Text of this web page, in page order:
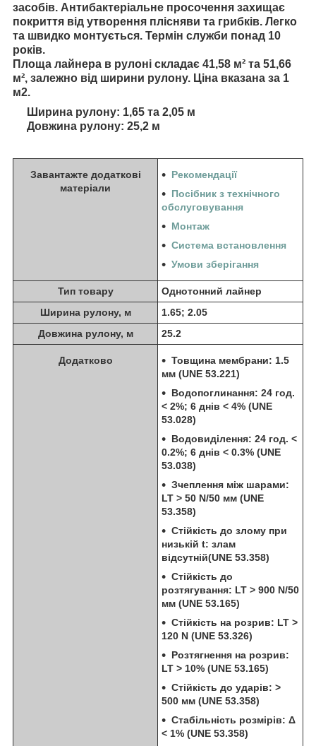
засобів. Антибактеріальне просочення захищає
покриття від утворення плісняви та грибків. Легко
та швидко монтується. Термін служби понад 10
років.
Площа лайнера в рулоні складає 41,58 м² та 51,66
м², залежно від ширини рулону. Ціна вказана за 1
м2.
Ширина рулону: 1,65 та 2,05 м
Довжина рулону: 25,2 м
Завантажте додаткові
матеріали
Рекомендації
Посібник з технічного
обслуговування
Монтаж
Система встановлення
Умови зберігання
Тип товару
Однотонний лайнер
Ширина рулону, м
1.65; 2.05
Довжина рулону, м
25.2
Додатково
Товщина мембрани: 1.5
мм (UNE 53.221)
Водопоглинання: 24 год.
< 2%; 6 днів < 4% (UNE
53.028)
Водовиділення: 24 год. <
0.2%; 6 днів < 0.3% (UNE
53.038)
Зчеплення між шарами:
LT > 50 N/50 мм (UNE
53.358)
Стійкість до злому при
низькій t: злам
відсутній(UNE 53.358)
Стійкість до
розтягування: LT > 900 N/50
мм (UNE 53.165)
Стійкість на розрив: LT >
120 N (UNE 53.326)
Розтягнення на розрив:
LT > 10% (UNE 53.165)
Стійкість до ударів: >
500 мм (UNE 53.358)
Стабільність розмірів: Δ
< 1% (UNE 53.358)